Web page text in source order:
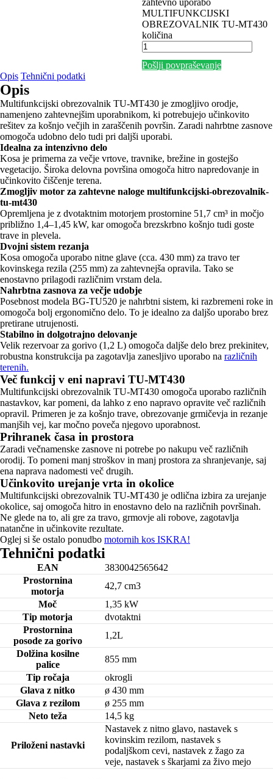
zahtevno uporabo
MULTIFUNKCIJSKI
OBREZOVALNIK TU-MT430
količina
Pošlji povpraševanje
Opis Tehnični podatki
Opis
Multifunkcijski obrezovalnik TU-MT430 je zmogljivo orodje,
namenjeno zahtevnejšim uporabnikom, ki potrebujejo učinkovito
rešitev za košnjo večjih in zaraščenih površin. Zaradi nahrbtne zasnove
omogoča udobno delo tudi pri daljši uporabi.
Idealna za intenzivno delo
Kosa je primerna za večje vrtove, travnike, brežine in gostejšo
vegetacijo. Široka delovna površina omogoča hitro napredovanje in
učinkovito čiščenje terena.
Zmogljiv motor za zahtevne naloge multifunkcijski-obrezovalnik-
tu-mt430
Opremljena je z dvotaktnim motorjem prostornine 51,7 cm³ in močjo
približno 1,4–1,45 kW, kar omogoča brezskrbno košnjo tudi goste
trave in plevela.
Dvojni sistem rezanja
Kosa omogoča uporabo nitne glave (cca. 430 mm) za travo ter
kovinskega rezila (255 mm) za zahtevnejša opravila. Tako se
enostavno prilagodi različnim vrstam dela.
Nahrbtna zasnova za večje udobje
Posebnost modela BG-TU520 je nahrbtni sistem, ki razbremeni roke in
omogoča bolj ergonomično delo. To je idealno za daljšo uporabo brez
pretirane utrujenosti.
Stabilno in dolgotrajno delovanje
Velik rezervoar za gorivo (1,2 L) omogoča daljše delo brez prekinitev,
robustna konstrukcija pa zagotavlja zanesljivo uporabo na različnih
terenih.
Več funkcij v eni napravi TU-MT430
Multifunkcijski obrezovalnik TU-MT430 omogoča uporabo različnih
nastavkov, kar pomeni, da lahko z eno napravo opravite več različnih
opravil. Primeren je za košnjo trave, obrezovanje grmičevja in rezanje
manjših vej, kar močno poveča njegovo uporabnost.
Prihranek časa in prostora
Zaradi večnamenske zasnove ni potrebe po nakupu več različnih
orodij. To pomeni manj stroškov in manj prostora za shranjevanje, saj
ena naprava nadomesti več drugih.
Učinkovito urejanje vrta in okolice
Multifunkcijski obrezovalnik TU-MT430 je odlična izbira za urejanje
okolice, saj omogoča hitro in enostavno delo na različnih površinah.
Ne glede na to, ali gre za travo, grmovje ali robove, zagotavlja
natančne in učinkovite rezultate.
Oglej si še ostalo ponudbo motornih kos ISKRA!
Tehnični podatki
EAN
3830042565642
Prostornina
motorja
42,7 cm3
Moč
1,35 kW
Tip motorja
dvotaktni
Prostornina
posode za gorivo
1,2L
Dolžina kosilne
palice
855 mm
Tip ročaja
okrogli
Glava z nitko
ø 430 mm
Glava z rezilom
ø 255 mm
Neto teža
14,5 kg
Priloženi nastavki
Nastavek z nitno glavo, nastavek s
kovinskim rezilom, nastavek s
podaljškom cevi, nastavek z žago za
veje, nastavek s škarjami za živo mejo